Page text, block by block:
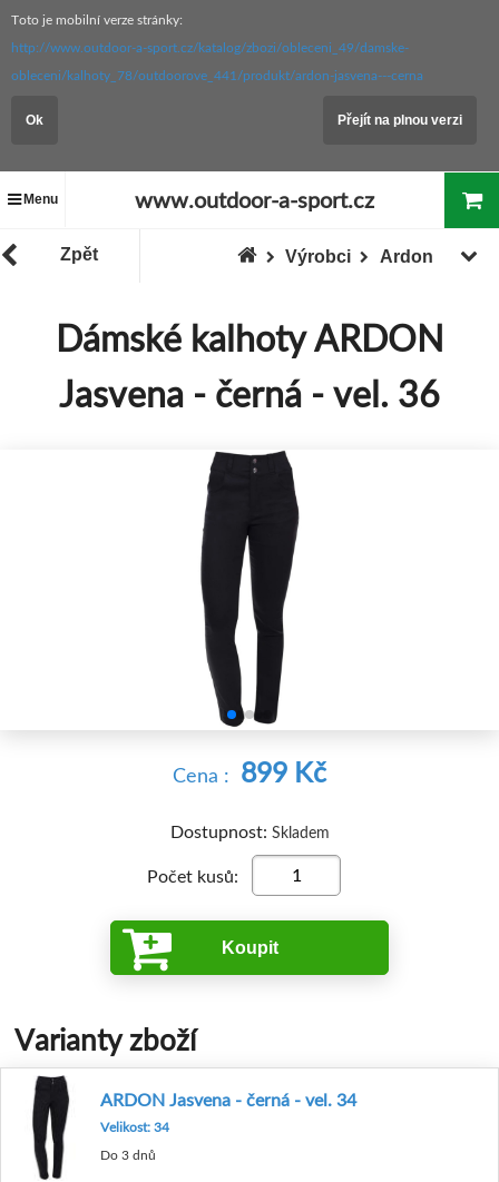
Toto je mobilní verze stránky:
http://www.outdoor-a-sport.cz/katalog/zbozi/obleceni_49/damske-
obleceni/kalhoty_78/outdoorove_441/produkt/ardon-jasvena---cerna
Ok Přejít na plnou verzi
Menu www.outdoor-a-sport.cz
Zpět Ardon
Výrobci
Dámské kalhoty ARDON
Jasvena - černá - vel. 36
Cena : 899 Kč
Dostupnost: Skladem
Počet kusů:
Koupit
Varianty zboží
ARDON Jasvena - černá - vel. 34
Velikost: 34
Do 3 dnů